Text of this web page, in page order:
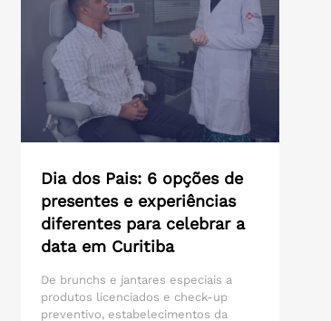
Dia dos Pais: 6 opções de
presentes e experiências
diferentes para celebrar a
data em Curitiba
De brunchs e jantares especiais a
produtos licenciados e check-up
preventivo, estabelecimentos da